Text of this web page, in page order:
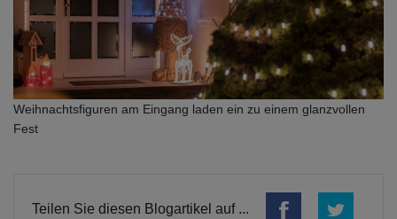
Weihnachtsfiguren am Eingang laden ein zu einem glanzvollen
Fest
Teilen Sie diesen Blogartikel auf ...